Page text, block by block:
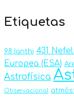
Etiquetas
98 Ianthi 431 Nefeli
Europea (ESA)
Astrofísica
Observacional